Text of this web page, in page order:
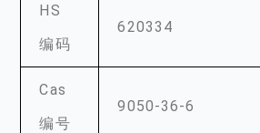
HS
编码
620334
Cas
编号
9050-36-6